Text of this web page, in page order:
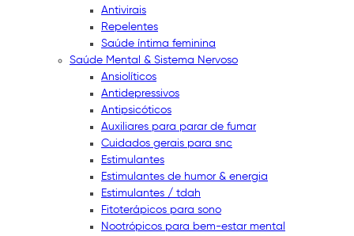
Antivirais
Repelentes
Saúde íntima feminina
Saúde Mental & Sistema Nervoso
Ansiolíticos
Antidepressivos
Antipsicóticos
Auxiliares para parar de fumar
Cuidados gerais para snc
Estimulantes
Estimulantes de humor & energia
Estimulantes / tdah
Fitoterápicos para sono
Nootrópicos para bem-estar mental